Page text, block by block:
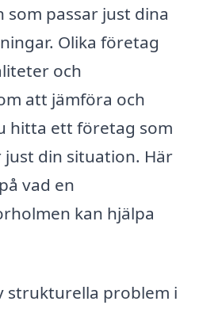
som passar just dina
Olika företag
och
att jämföra och
hitta ett företag som
din situation. Här
vad en
kan hjälpa
strukturella problem i